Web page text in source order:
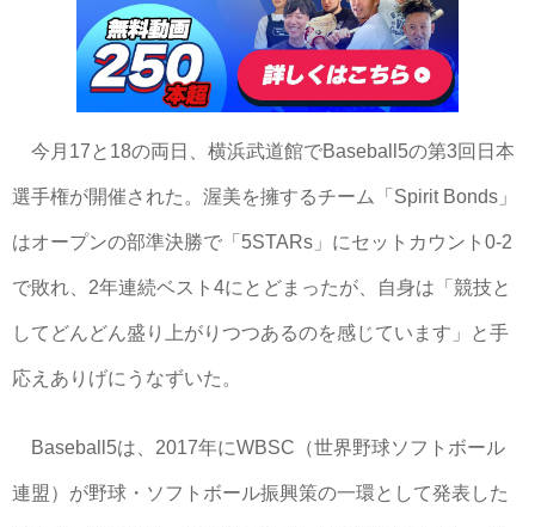
今月17と18の両日、横浜武道館でBaseball5の第3回日本
選手権が開催された。渥美を擁するチーム「Spirit Bonds」
はオープンの部準決勝で「5STARs」にセットカウント0-2
で敗れ、2年連続ベスト4にとどまったが、自身は「競技と
してどんどん盛り上がりつつあるのを感じています」と手
応えありげにうなずいた。
Baseball5は、2017年にWBSC（世界野球ソフトボール
連盟）が野球・ソフトボール振興策の一環として発表した